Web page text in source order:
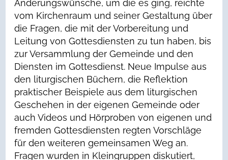
Änderungswünsche, um die es ging, reichte
vom Kirchenraum und seiner Gestaltung über
die Fragen, die mit der Vorbereitung und
Leitung von Gottesdiensten zu tun haben, bis
zur Versammlung der Gemeinde und den
Diensten im Gottesdienst. Neue Impulse aus
den liturgischen Büchern, die Reflektion
praktischer Beispiele aus dem liturgischen
Geschehen in der eigenen Gemeinde oder
auch Videos und Hörproben von eigenen und
fremden Gottesdiensten regten Vorschläge
für den weiteren gemeinsamen Weg an.
Fragen wurden in Kleingruppen diskutiert,